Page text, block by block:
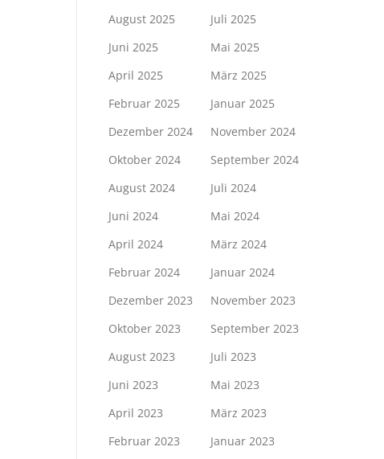
August 2025
Juli 2025
Juni 2025
Mai 2025
April 2025
März 2025
Februar 2025
Januar 2025
Dezember 2024
November 2024
Oktober 2024
September 2024
August 2024
Juli 2024
Juni 2024
Mai 2024
April 2024
März 2024
Februar 2024
Januar 2024
Dezember 2023
November 2023
Oktober 2023
September 2023
August 2023
Juli 2023
Juni 2023
Mai 2023
April 2023
März 2023
Februar 2023
Januar 2023